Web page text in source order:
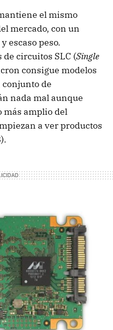
el mismo
mercado, con un
escaso peso.
de circuitos SLC (Single
consigue modelos
conjunto de
nada mal aunque
más amplio del
a ver productos